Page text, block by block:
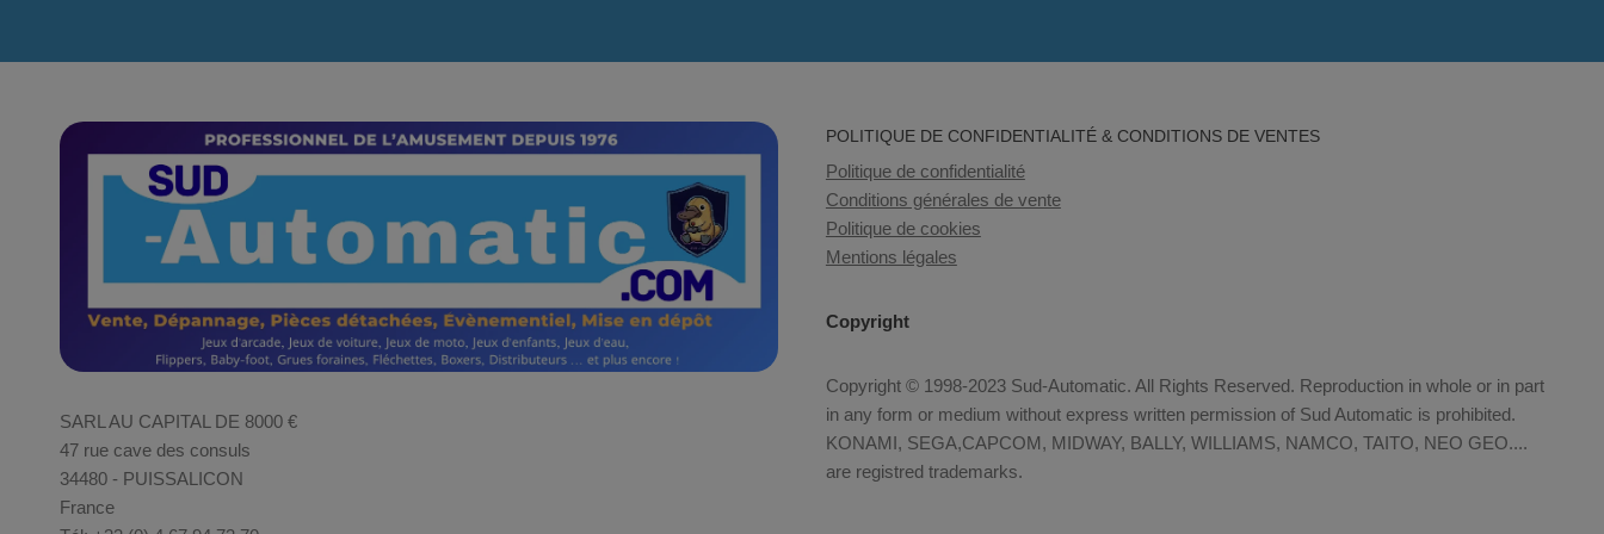
SARL AU CAPITAL DE 8000 €
47 rue cave des consuls
34480 - PUISSALICON
France
POLITIQUE DE CONFIDENTIALITÉ & CONDITIONS DE VENTES
Politique de confidentialité
Conditions générales de vente
Politique de cookies
Mentions légales
Copyright
Copyright © 1998-2023 Sud-Automatic. All Rights Reserved. Reproduction in whole or in part
in any form or medium without express written permission of Sud Automatic is prohibited.
KONAMI, SEGA,CAPCOM, MIDWAY, BALLY, WILLIAMS, NAMCO, TAITO, NEO GEO....
are registred trademarks.